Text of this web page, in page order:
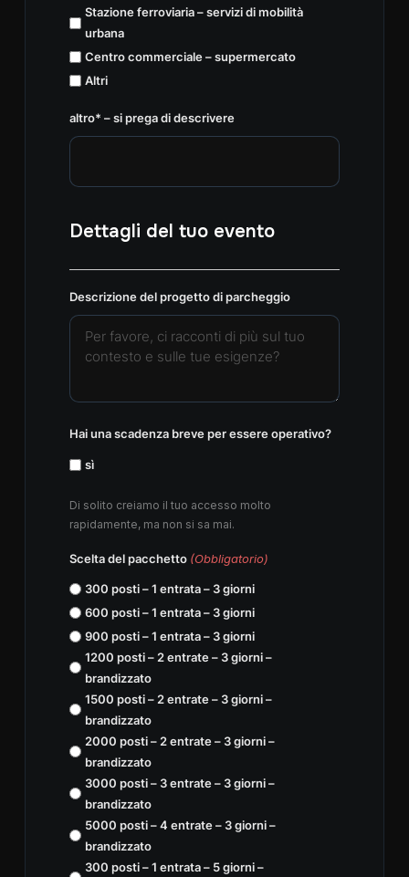
Stazione ferroviaria – servizi di mobilità
urbana
Centro commerciale – supermercato
Altri
altro* – si prega di descrivere
Dettagli del tuo evento
Descrizione del progetto di parcheggio
Hai una scadenza breve per essere operativo?
sì
Di solito creiamo il tuo accesso molto
rapidamente, ma non si sa mai.
Scelta del pacchetto (Obbligatorio)
300 posti – 1 entrata – 3 giorni
600 posti – 1 entrata – 3 giorni
900 posti – 1 entrata – 3 giorni
1200 posti – 2 entrate – 3 giorni –
brandizzato
1500 posti – 2 entrate – 3 giorni –
brandizzato
2000 posti – 2 entrate – 3 giorni –
brandizzato
3000 posti – 3 entrate – 3 giorni –
brandizzato
5000 posti – 4 entrate – 3 giorni –
brandizzato
300 posti – 1 entrata – 5 giorni –